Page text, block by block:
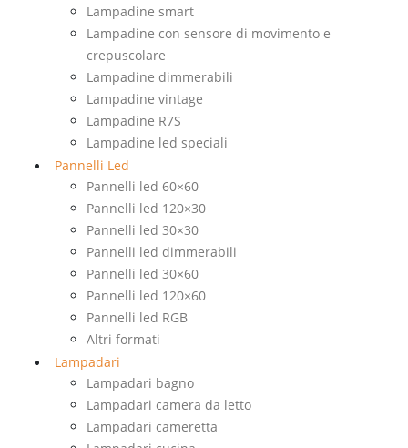
Lampadine smart
Lampadine con sensore di movimento e
crepuscolare
Lampadine dimmerabili
Lampadine vintage
Lampadine R7S
Lampadine led speciali
Pannelli Led
Pannelli led 60×60
Pannelli led 120×30
Pannelli led 30×30
Pannelli led dimmerabili
Pannelli led 30×60
Pannelli led 120×60
Pannelli led RGB
Altri formati
Lampadari
Lampadari bagno
Lampadari camera da letto
Lampadari cameretta